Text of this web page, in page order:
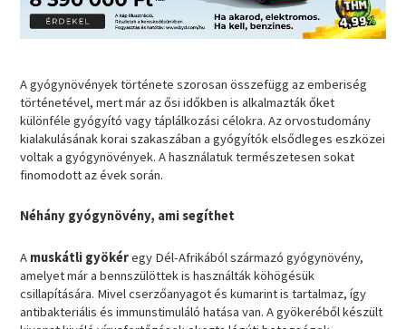
A gyógynövények története szorosan összefügg az emberiség
történetével, mert már az ősi időkben is alkalmazták őket
különféle gyógyító vagy táplálkozási célokra. Az orvostudomány
kialakulásának korai szakaszában a gyógyítók elsődleges eszközei
voltak a gyógynövények. A használatuk természetesen sokat
finomodott az évek során.
Néhány gyógynövény, ami segíthet
A muskátli gyökéregy Dél-Afrikából származó gyógynövény,
amelyet már a bennszülöttek is használták köhögésük
csillapítására. Mivel cserzőanyagot és kumarint is tartalmaz, így
antibakteriális és immunstimuláló hatása van. A gyökeréből készült